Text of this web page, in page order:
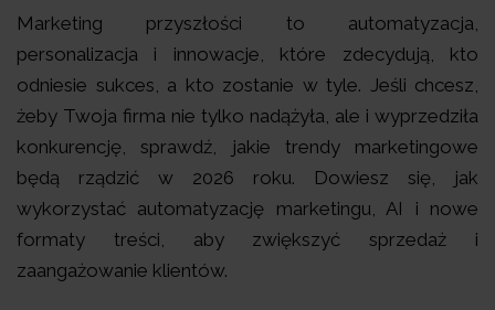
Marketing przyszłości to automatyzacja,
personalizacja i innowacje, które zdecydują, kto
odniesie sukces, a kto zostanie w tyle. Jeśli chcesz,
żeby Twoja firma nie tylko nadążyła, ale i wyprzedziła
konkurencję, sprawdź, jakie trendy marketingowe
będą rządzić w 2026 roku. Dowiesz się, jak
wykorzystać automatyzację marketingu, AI i nowe
formaty treści, aby zwiększyć sprzedaż i
zaangażowanie klientów.